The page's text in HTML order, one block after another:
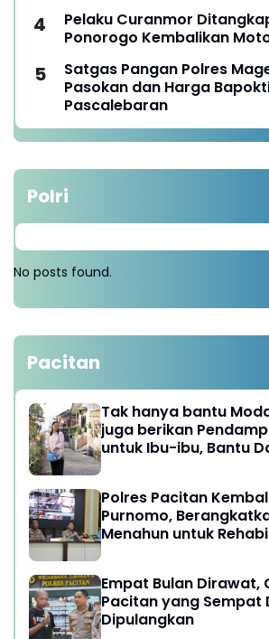
Pelaku Curanmor
Ponorogo Kembalikan
Satgas Pangan Polres
Pasokan dan Harga
Pascalebaran
Polri
No posts found.
Pacitan
Tak hanya bantu
juga berikan
untuk Ibu-ibu, Bantu
Polres Pacitan
Purnomo,
Menahun untuk
Empat Bulan Dirawat,
Pacitan yang Sempat
Dipulangkan